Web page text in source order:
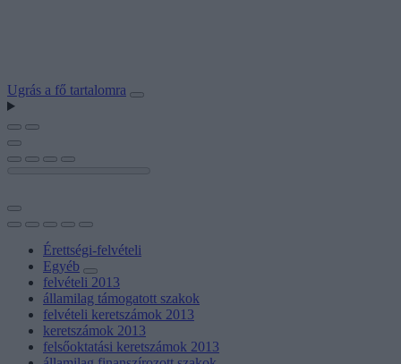
Ugrás a fő tartalomra
Érettségi-felvételi
Egyéb
felvételi 2013
államilag támogatott szakok
felvételi keretszámok 2013
keretszámok 2013
felsőoktatási keretszámok 2013